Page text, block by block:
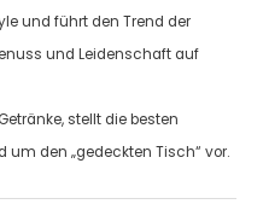
und führt den Trend der
und Leidenschaft auf
stellt die besten
um den „gedeckten Tisch“ vor.